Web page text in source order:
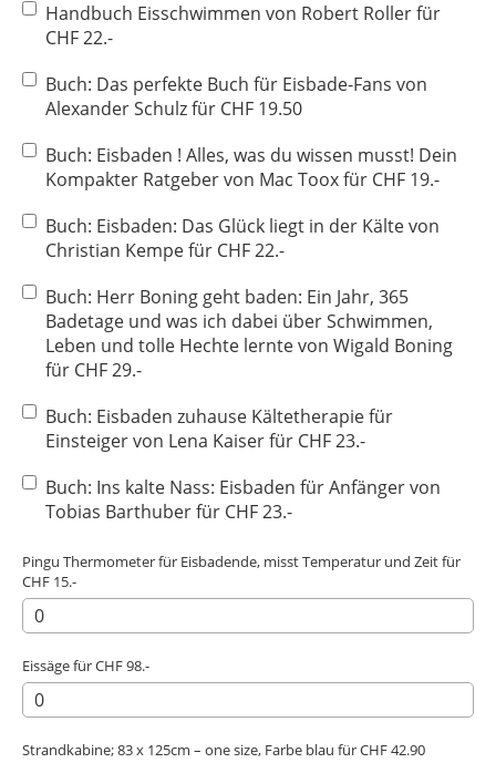
Handbuch Eisschwimmen von Robert Roller für
CHF 22.-
Buch: Das perfekte Buch für Eisbade-Fans von
Alexander Schulz für CHF 19.50
Buch: Eisbaden ! Alles, was du wissen musst! Dein
Kompakter Ratgeber von Mac Toox für CHF 19.-
Buch: Eisbaden: Das Glück liegt in der Kälte von
Christian Kempe für CHF 22.-
Buch: Herr Boning geht baden: Ein Jahr, 365
Badetage und was ich dabei über Schwimmen,
Leben und tolle Hechte lernte von Wigald Boning
für CHF 29.-
Buch: Eisbaden zuhause Kältetherapie für
Einsteiger von Lena Kaiser für CHF 23.-
Buch: Ins kalte Nass: Eisbaden für Anfänger von
Tobias Barthuber für CHF 23.-
Pingu Thermometer für Eisbadende, misst Temperatur und Zeit für
CHF 15.-
Eissäge für CHF 98.-
Strandkabine; 83 x 125cm – one size, Farbe blau für CHF 42.90